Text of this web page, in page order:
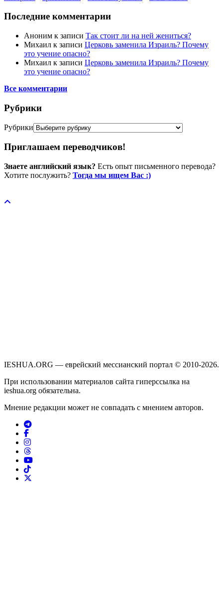
Последние комментарии
Аноним к записи Так стоит ли на ней жениться?
Михаил к записи Церковь заменила Израиль? Почему
это учение опасно?
Михаил к записи Церковь заменила Израиль? Почему
это учение опасно?
Все комментарии
Рубрики
Рубрики
Приглашаем переводчиков!
Знаете английский язык? Есть опыт письменного перевода?
Хотите послужить? Тогда мы ищем Вас :)
IESHUA.ORG — еврейский мессианский портал © 2010-2026.
При использовании материалов сайта гиперссылка на
ieshua.org обязательна.
Мнение редакции может не совпадать с мнением авторов.